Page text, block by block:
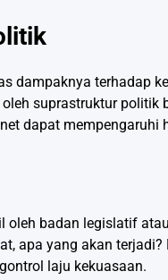
dampaknya terhadap
suprastruktur politik
dapat mempengaruhi
badan legislatif
apa yang akan
laju kekuasaan.